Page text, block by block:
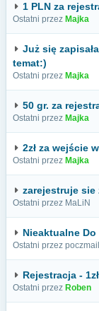
1 PLN za
Ostatni przez Majka
Już się
temat:)
Ostatni przez Majka
50 gr. za
Ostatni przez Majka
2zł za wejście
Ostatni przez Majka
zarejestruje sie
Ostatni przez MaLiN
Nieaktualne Do
Ostatni przez poczmail
Rejestracja -
Ostatni przez Roben